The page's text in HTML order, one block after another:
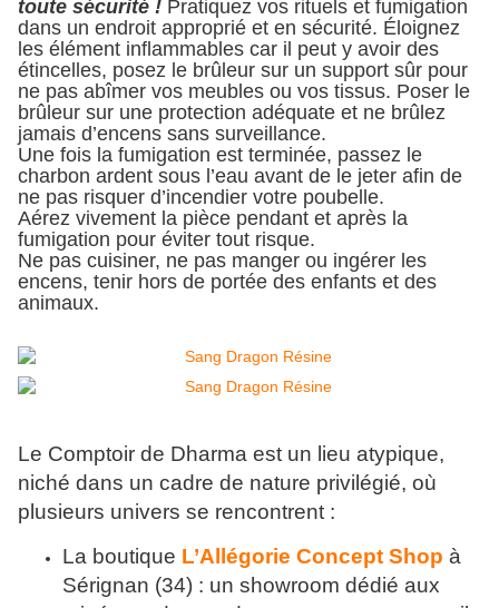
toute sécurité ! Pratiquez vos rituels et fumigation
dans un endroit approprié et en sécurité. Éloignez
les élément inflammables car il peut y avoir des
étincelles, posez le brûleur sur un support sûr pour
ne pas abîmer vos meubles ou vos tissus. Poser le
brûleur sur une protection adéquate et ne brûlez
jamais d’encens sans surveillance.
Une fois la fumigation est terminée, passez le
charbon ardent sous l’eau avant de le jeter afin de
ne pas risquer d’incendier votre poubelle.
Aérez vivement la pièce pendant et après la
fumigation pour éviter tout risque.
Ne pas cuisiner, ne pas manger ou ingérer les
encens, tenir hors de portée des enfants et des
animaux.
Le Comptoir de Dharma est un lieu atypique,
niché dans un cadre de nature privilégié, où
plusieurs univers se rencontrent :
La boutique L’Allégorie Concept Shop à
Sérignan (34) : un showroom dédié aux